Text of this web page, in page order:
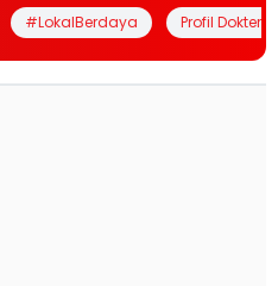
#LokalBerdaya Profil Dokter